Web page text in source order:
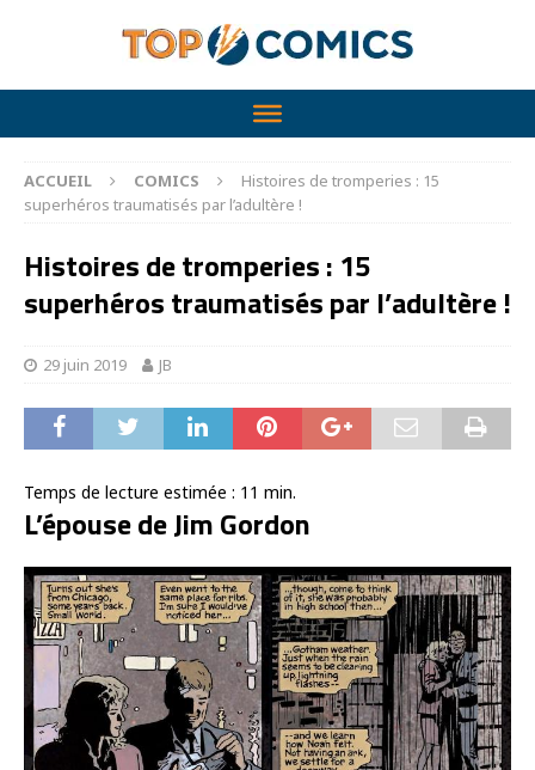
ACCUEIL COMICS
Histoires de tromperies : 15
superhéros traumatisés par l’adultère !
Histoires de tromperies : 15
superhéros traumatisés par l’adultère !
29 juin 2019 JB
Temps de lecture estimée : 11 min.
L’épouse de Jim Gordon